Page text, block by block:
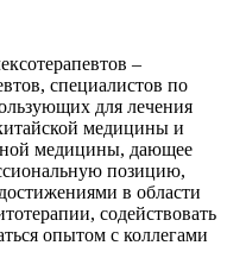
–
специалистов по
для лечения
медицины и
медицины, дающее
позицию,
в области
содействовать
опытом с коллегами